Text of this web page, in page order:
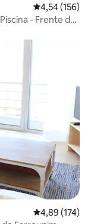
4,54 de uma
4,54 (156)
- Frente da
4,89 de uma
4,89 (174)